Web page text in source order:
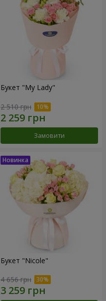
Букет "My Lady"
2 510 грн
Замовити
Букет "Nicole"
4 656 грн